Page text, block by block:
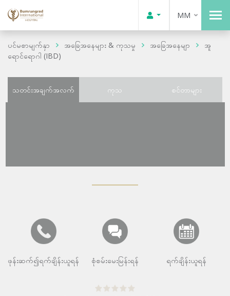
MM
ပင်မစာမျက်နှာ အခြေအနေများ & ကုသမှု အခြေအနေမျာ
အူ
ရောင်ရောဂါ (IBD)
သတင်းအချက်အလက် ကုသ စင်တာများ
ဖုန်းဆက်၍ရက်ချိန်းယူရန် စုံစမ်းမေးမြန်းရန် ရက်ချိန်းယူရန်